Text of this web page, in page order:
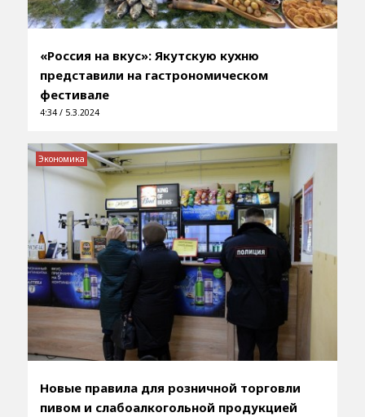
«Россия на вкус»: Якутскую кухню
представили на гастрономическом
фестивале
4:34 / 5.3.2024
Новые правила для розничной торговли
пивом и слабоалкогольной продукцией
Экономика